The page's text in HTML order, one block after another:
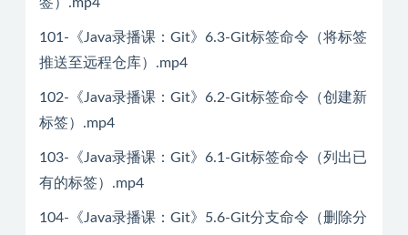
101-《Java录播课：Git》6.3-Git标签命令（将标签
推送至远程仓库）.mp4
102-《Java录播课：Git》6.2-Git标签命令（创建新
标签）.mp4
103-《Java录播课：Git》6.1-Git标签命令（列出已
有的标签）.mp4
104-《Java录播课：Git》5.6-Git分支命令（删除分